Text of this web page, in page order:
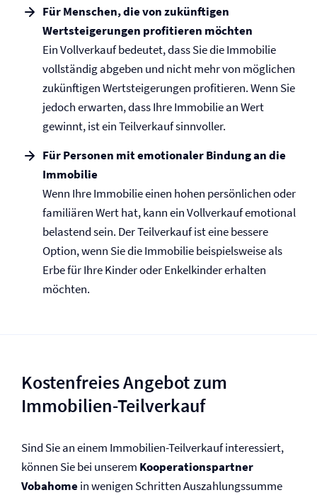
Für Menschen, die von zukünftigen
Wertsteigerungen profitieren möchten
Ein Vollverkauf bedeutet, dass Sie die Immobilie
vollständig abgeben und nicht mehr von möglichen
zukünftigen Wertsteigerungen profitieren. Wenn Sie
jedoch erwarten, dass Ihre Immobilie an Wert
gewinnt, ist ein Teilverkauf sinnvoller.
Für Personen mit emotionaler Bindung an die
Immobilie
Wenn Ihre Immobilie einen hohen persönlichen oder
familiären Wert hat, kann ein Vollverkauf emotional
belastend sein. Der Teilverkauf ist eine bessere
Option, wenn Sie die Immobilie beispielsweise als
Erbe für Ihre Kinder oder Enkelkinder erhalten
möchten.
Kostenfreies Angebot zum
Immobilien-Teilverkauf
Sind Sie an einem Immobilien-Teilverkauf interessiert,
können Sie bei unserem Kooperationspartner
Vobahomein wenigen Schritten Auszahlungssumme